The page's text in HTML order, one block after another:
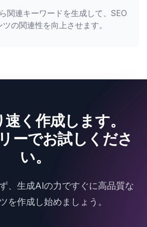
関連キーワードを生成して、SEO
ツの関連性を向上させます。
く作成します。
ーでお試しくださ
い。
、生成AIの力ですぐに高品質な
を作成し始めましょう。